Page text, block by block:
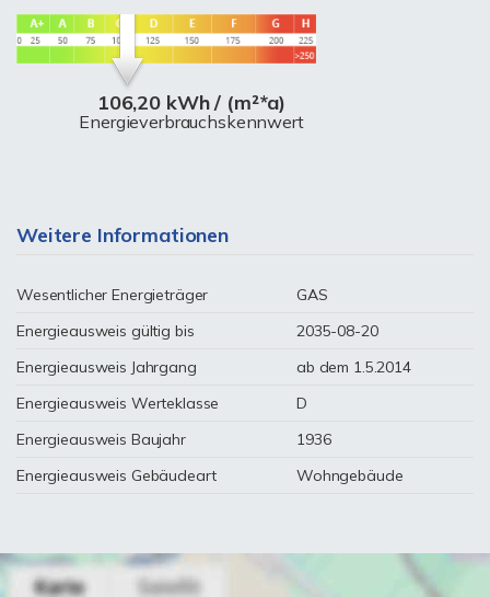
106,20 kWh / (m²*a)
Energieverbrauchskennwert
Weitere Informationen
Wesentlicher Energieträger
GAS
Energieausweis gültig bis
2035-08-20
Energieausweis Jahrgang
ab dem 1.5.2014
Energieausweis Werteklasse
D
Energieausweis Baujahr
1936
Energieausweis Gebäudeart
Wohngebäude